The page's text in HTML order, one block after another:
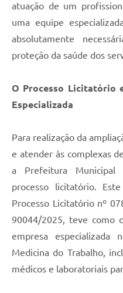
atuação de um
uma equipe
absolutamente
proteção da saúde dos
O Processo Licitatório
Especializada
Para realização da
e atender às complexas
a Prefeitura Municipal
processo licitatório.
Processo Licitatório nº
90044/2025, teve como
empresa especializada
Medicina do Trabalho,
médicos e laboratoriais